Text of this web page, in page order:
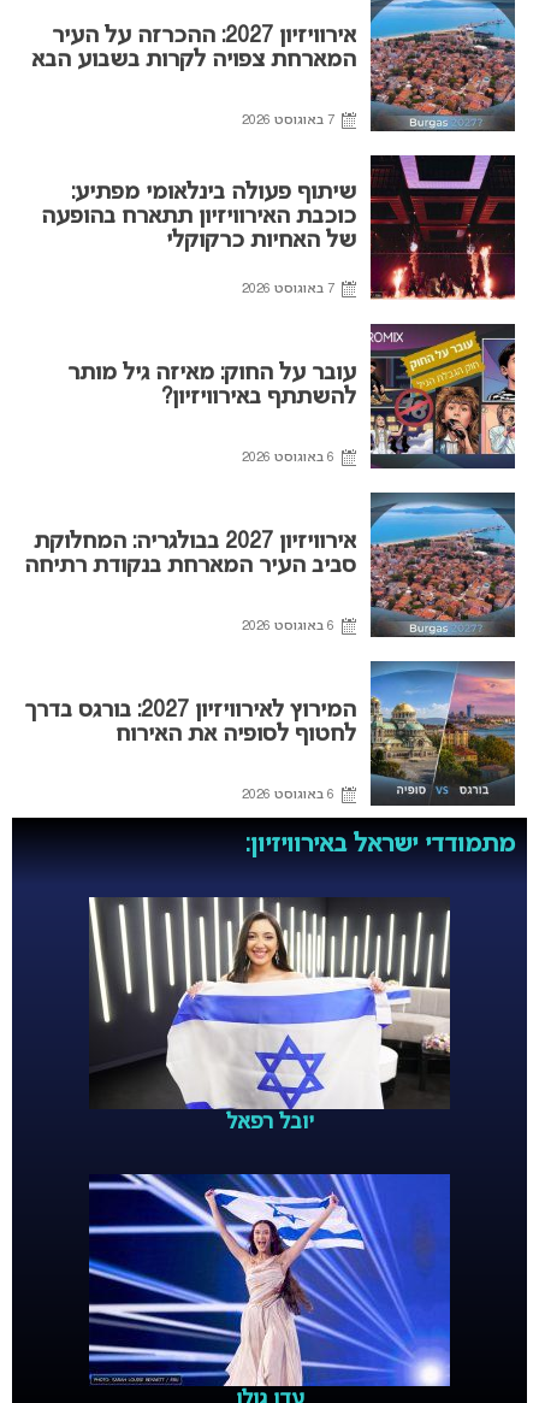
אירוויזיון 2027: ההכרזה על העיר
המארחת צפויה לקרות בשבוע הבא
7 באוגוסט 2026
שיתוף פעולה בינלאומי מפתיע:
כוכבת האירוויזיון תתארח בהופעה
של האחיות כרקוקלי
7 באוגוסט 2026
עובר על החוק: מאיזה גיל מותר
להשתתף באירוויזיון?
6 באוגוסט 2026
אירוויזיון 2027 בבולגריה: המחלוקת
סביב העיר המארחת בנקודת רתיחה
6 באוגוסט 2026
המירוץ לאירוויזיון 2027: בורגס בדרך
לחטוף לסופיה את האירוח
6 באוגוסט 2026
מתמודדי ישראל באירוויזיון:
יובל רפאל